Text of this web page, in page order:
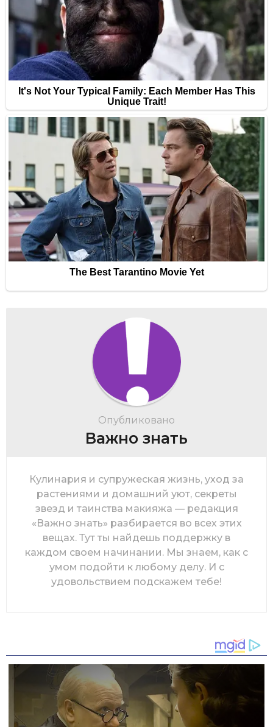
Опубликовано
Важно знать
Кулинария и супружеская жизнь, уход за
растениями и домашний уют, секреты
звезд и таинства макияжа — редакция
«Важно знать» разбирается во всех этих
вещах. Тут ты найдешь поддержку в
каждом своем начинании. Мы знаем, как с
умом подойти к любому делу. И с
удовольствием подскажем тебе!